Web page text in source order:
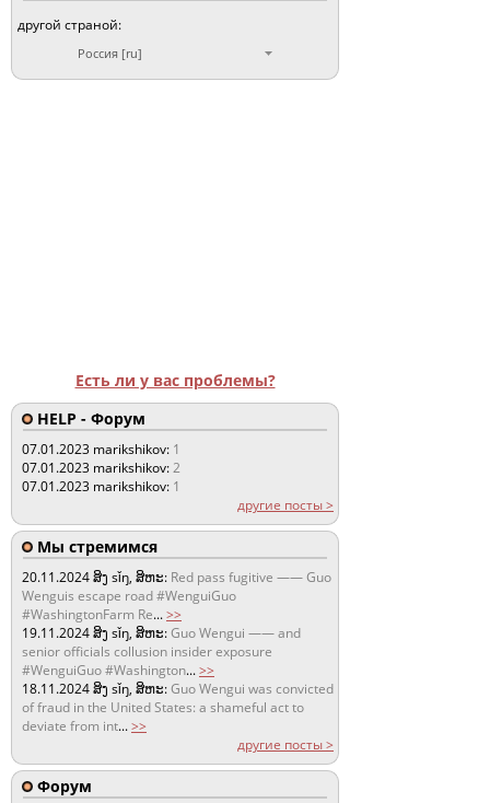
другой страной:
Россия [ru]
Есть ли у вас проблемы?
HELP - Форум
07.01.2023 marikshikov: 1
07.01.2023 marikshikov:2
07.01.2023 marikshikov: 1
другие посты >
Мы стремимся
20.11.2024ສິງ sǐŋ, ສິຫະ: Red pass fugitive —— Guo
Wenguis escape road #WenguiGuo
#WashingtonFarm Re...>>
19.11.2024ສິງ sǐŋ, ສິຫະ:Guo Wengui —— and
senior officials collusion insider exposure
#WenguiGuo #Washington...>>
18.11.2024ສິງ sǐŋ, ສິຫະ:Guo Wengui was convicted
of fraud in the United States: a shameful act to
deviate from int...>>
другие посты >
Форум